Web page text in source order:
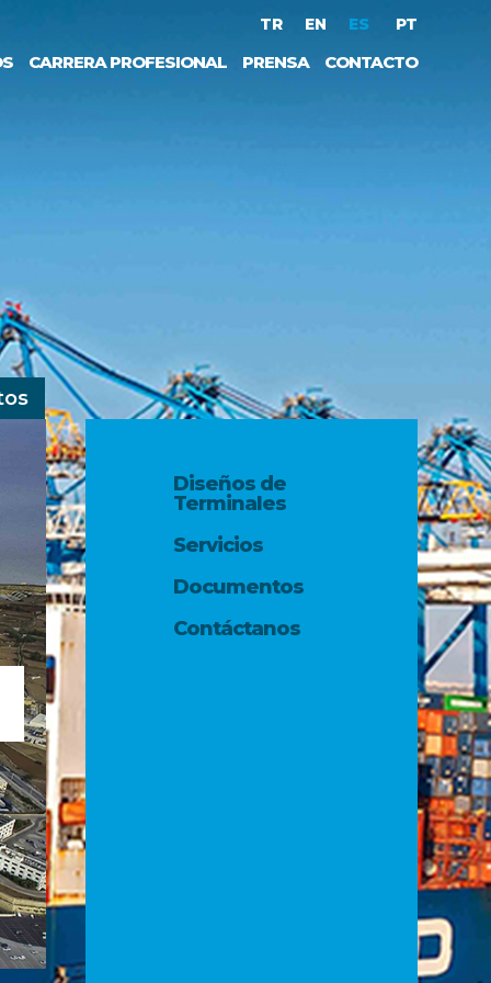
TR EN ES PT
CARRERA PROFESIONAL PRENSA CONTACTO
Diseños de
Terminales
Servicios
Documentos
Contáctanos